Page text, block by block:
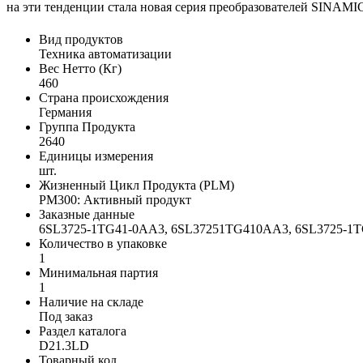
на эти тенденции стала новая серия преобразователей
Вид продуктов
Техника автоматизации
Вес Нетто (Кг)
460
Страна происхождения
Германия
Группа Продукта
2640
Единицы измерения
шт.
Жизненный Цикл Продукта (PLM)
PM300: Активный продукт
Заказные данные
6SL3725-1TG41-0AA3, 6SL37251TG410AA3, 6SL3725-
Количество в упаковке
1
Минимальная партия
1
Наличие на складе
Под заказ
Раздел каталога
D21.3LD
Товарный код